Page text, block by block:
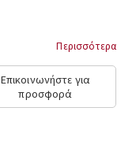
Περισσότερα
Επικοινωνήστε για
προσφορά